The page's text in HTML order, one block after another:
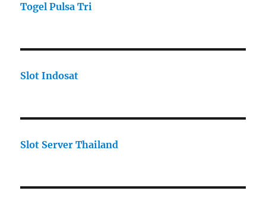
Togel Pulsa Tri
Slot Indosat
Slot Server Thailand